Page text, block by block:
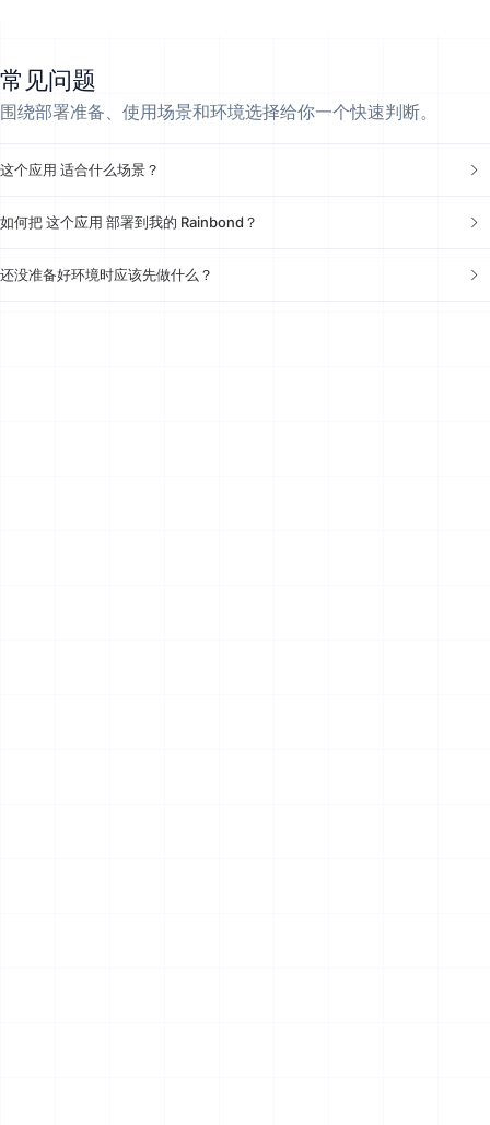
常见问题
围绕部署准备、使用场景和环境选择给你一个快速判断。
这个应用 适合什么场景？
如何把 这个应用 部署到我的 Rainbond？
还没准备好环境时应该先做什么？